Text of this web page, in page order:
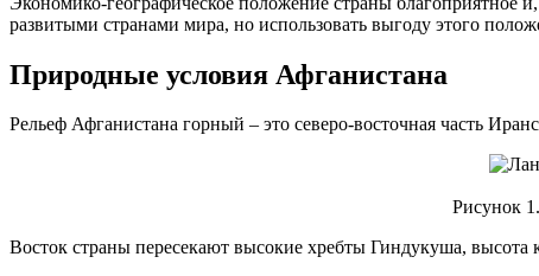
развитыми странами мира, но использовать выгоду этого
Природные условия Афганистана
Рельеф Афганистана горный – это северо-восточная часть
Рисунок
Восток страны пересекают высокие хребты Гиндукуша, высота